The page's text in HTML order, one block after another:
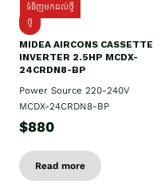
ទំនិញមកដល់ថ្មី
ថ្មី
MIDEA AIRCONS CASSETTE
INVERTER 2.5HP MCDX-
24CRDN8-BP
Power Source 220-240V
MCDX-24CRDN8-BP
$880
Read more